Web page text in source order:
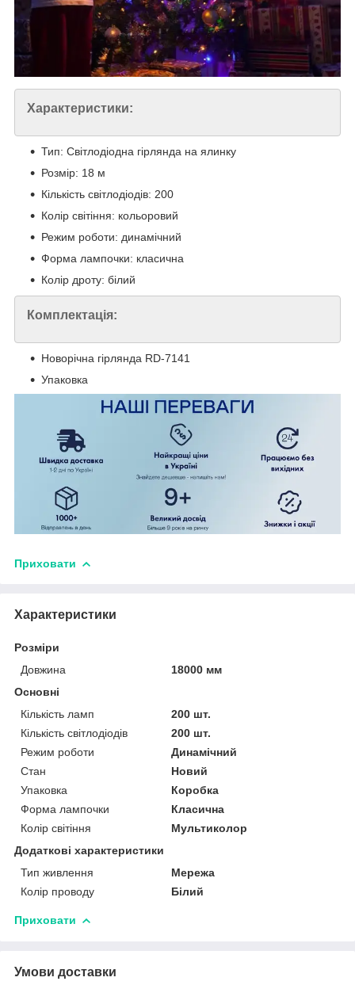
Характеристики:
Тип: Світлодіодна гірлянда на ялинку
Розмір: 18 м
Кількість світлодіодів: 200
Колір світіння: кольоровий
Режим роботи: динамічний
Форма лампочки: класична
Колір дроту: білий
Комплектація:
Новорічна гірлянда RD-7141
Упаковка
Приховати
Характеристики
Розміри
Довжина
18000 мм
Основні
Кількість ламп
200 шт.
Кількість світлодіодів
200 шт.
Режим роботи
Динамічний
Стан
Новий
Упаковка
Коробка
Форма лампочки
Класична
Колір світіння
Мультиколор
Додаткові характеристики
Тип живлення
Мережа
Колір проводу
Білий
Приховати
Умови доставки